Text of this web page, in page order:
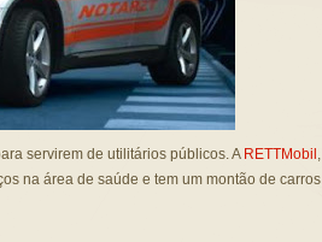
servirem de utilitários públicos. A RETTMobil ,
na área de saúde e tem um montão de carros